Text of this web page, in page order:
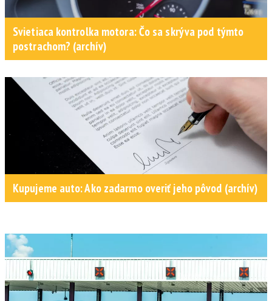
Svietiaca kontrolka motora: Čo sa skrýva pod týmto
postrachom? (archív)
Kupujeme auto: Ako zadarmo overiť jeho pôvod (archív)